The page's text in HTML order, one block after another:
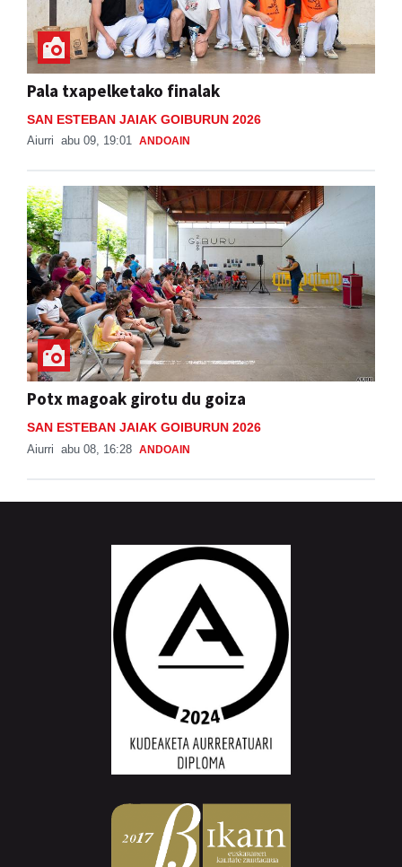
Pala txapelketako finalak
SAN ESTEBAN JAIAK GOIBURUN 2026
Aiurri abu 09, 19:01 ANDOAIN
Potx magoak girotu du goiza
SAN ESTEBAN JAIAK GOIBURUN 2026
Aiurri abu 08, 16:28 ANDOAIN